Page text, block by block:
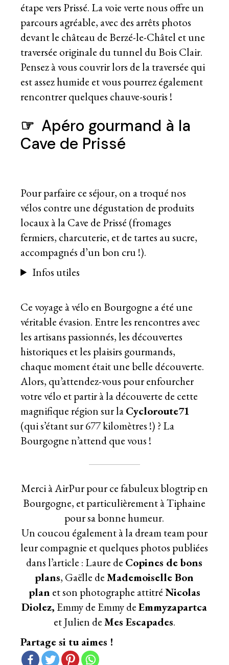
étape vers Prissé. La voie verte nous offre un
parcours agréable, avec des arrêts photos
devant le château de Berzé-le-Châtel et une
traversée originale du tunnel du Bois Clair.
Pensez à vous couvrir lors de la traversée qui
est assez humide et vous pourrez également
rencontrer quelques chauve-souris !
☞ Apéro gourmand à la
Cave de Prissé
Pour parfaire ce séjour, on a troqué nos
vélos contre une dégustation de produits
locaux à la Cave de Prissé (fromages
fermiers, charcuterie, et de tartes au sucre,
accompagnés d’un bon cru !).
Infos utiles
Ce voyage à vélo en Bourgogne a été une
véritable évasion. Entre les rencontres avec
les artisans passionnés, les découvertes
historiques et les plaisirs gourmands,
chaque moment était une belle découverte.
Alors, qu’attendez-vous pour enfourcher
votre vélo et partir à la découverte de cette
magnifique région sur laCycloroute71
(qui s’étant sur 677 kilomètres !) ? La
Bourgogne n’attend que vous !
Merci à AirPur pour ce fabuleux blogtrip en
Bourgogne, et particulièrement à Tiphaine
pour sa bonne humeur.
Un coucou également à la dream team pour
leur compagnie et quelques photos publiées
dans l’article : Laure de Copines de bons
plans, Gaëlle deMademoiselle Bon
plan et son photographe attitréNicolas
Diolez, Emmy de Emmy deEmmyzapartca
et Julien deMes Escapades.
Partage si tu aimes !